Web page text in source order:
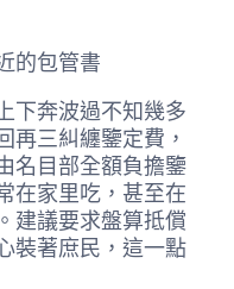
的包管書
奔波過不知幾多
再三糾纏鑒定費，
名目部全額負擔鑒
在家里吃，甚至在
建議要求盤算抵償
裝著庶民，這一點